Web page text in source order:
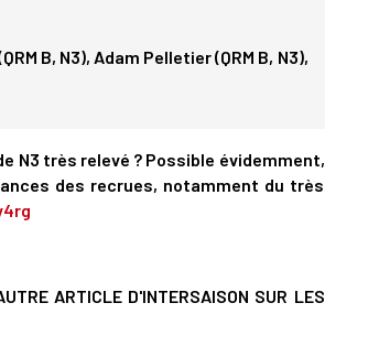
B, N3), Adam Pelletier (QRM B, N3),
N3 très relevé ? Possible évidemment,
des recrues, notamment du très
ARTICLE D'INTERSAISON SUR LES